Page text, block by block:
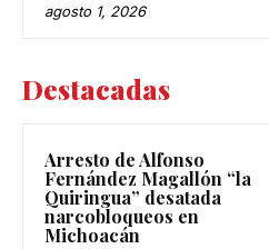
agosto 1, 2026
Destacadas
Arresto de Alfonso
Fernández Magallón “la
Quiringua” desatada
narcobloqueos en
Michoacán